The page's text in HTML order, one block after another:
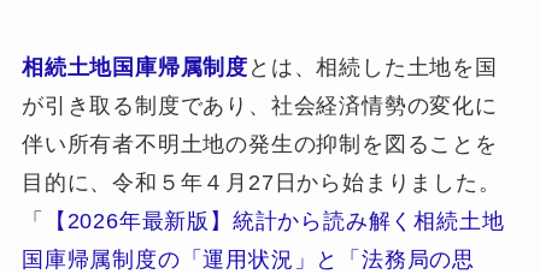
相続土地国庫帰属制度 とは、相続した土地を国
が引き取る制度であり、社会経済情勢の変化に
伴い所有者不明土地の発生の抑制を図ることを
目的に、令和５年４月27日から始まりました。
「
【2026年最新版】統計から読み解く相続土地
国庫帰属制度の「運用状況」と「法務局の思